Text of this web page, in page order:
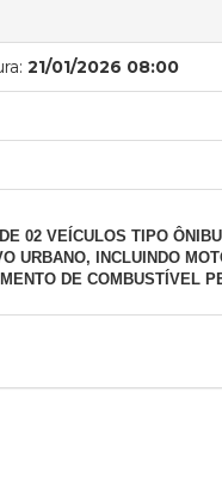
21/01/2026 08:00
02 VEÍCULOS TIPO
URBANO, INCLUINDO
DE COMBUSTÍVEL